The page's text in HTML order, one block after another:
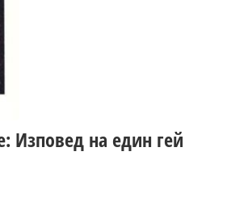
Изповед на един гей